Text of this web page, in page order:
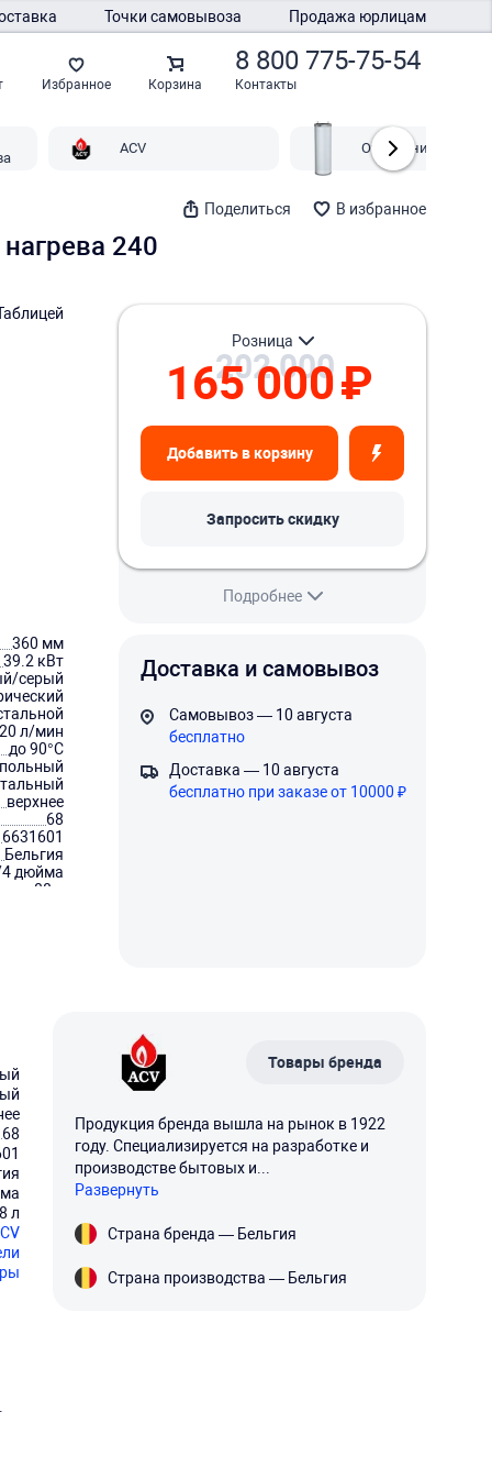
Точки самовывоза Продажа юрлицам
Избранное Корзина
8 800 775-75-54
Контакты
ACV Отопление ACV
Поделиться В избранное
240
360 мм
39.2 кВт
серый
л/мин
до 90°C
верхнее
68
6631601
Бельгия
дюйма
88 л
розница
202 000
165 000₽
Добавить в корзину
Запросить скидку
Подробнее
Доставка и самовывоз
Самовывоз — 10 августа
бесплатно
Доставка — 10 августа
бесплатно при заказе от 10000 ₽
68
л
Товары бренда
Продукция бренда вышла на рынок в 1922
году. Специализируется на разработке и
производстве бытовых и...
Развернуть
Страна бренда — Бельгия
Страна производства — Бельгия